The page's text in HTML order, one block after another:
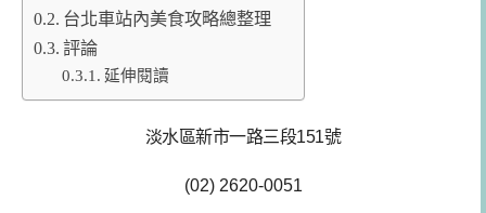
台北車站內美食攻略總整理
評論
延伸閱讀
淡水區新市一路三段151號
(02) 2620-0051